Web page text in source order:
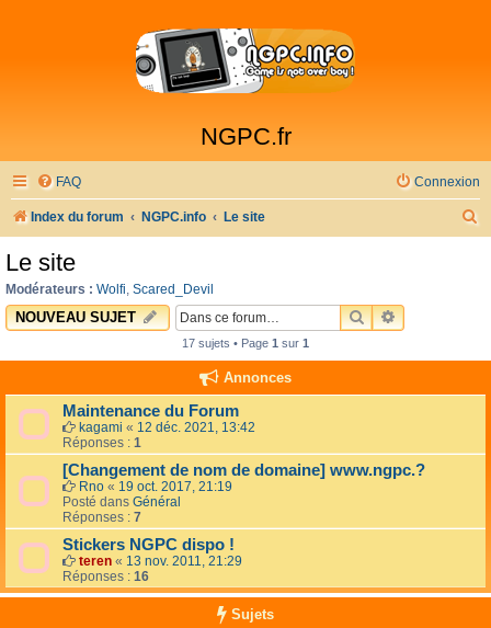
NGPC.fr
FAQ Connexion
Index du forum NGPC.info Le site
r
Le site
Modérateurs : Wolfi, Scared_Devil
NOUVEAU SUJET RECHERCHER
RECHERCHE
17 sujets • Page 1 sur 1
Annonces
Maintenance du Forum
kagami « 12 déc. 2021, 13:42
Réponses : 1
[Changement de nom de domaine] www.ngpc.?
Rno « 19 oct. 2017, 21:19
Posté dans Général
Réponses : 7
Stickers NGPC dispo !
teren « 13 nov. 2011, 21:29
Réponses : 16
Sujets